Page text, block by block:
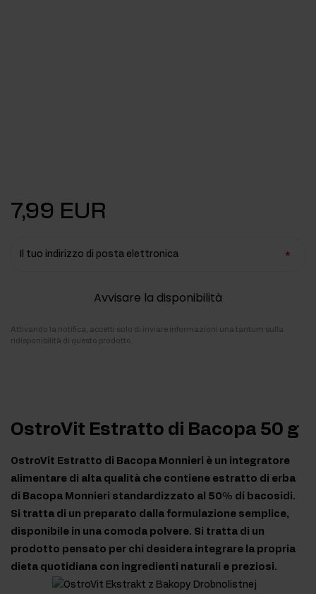
7,99 EUR
Il tuo indirizzo di posta elettronica
Avvisare la disponibilità
Attivando la notifica, accetti solo di inviare informazioni una tantum sulla
ridisponibilità di questo prodotto.
OstroVit Estratto di Bacopa 50 g
OstroVit Estratto di Bacopa Monnieri è un integratore
alimentare di alta qualità che contiene estratto di erba
di Bacopa Monnieri standardizzato al 50% di bacosidi.
Si tratta di un preparato dalla formulazione semplice,
disponibile in una comoda polvere. Si tratta di un
prodotto pensato per chi desidera integrare la propria
dieta quotidiana con ingredienti naturali e preziosi.